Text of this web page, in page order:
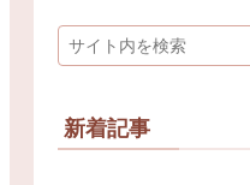
新着記事